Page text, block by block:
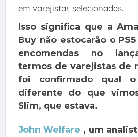
em varejistas selecionados.
Isso significa que a
Buy não estocarão o
encomendas no
termos de varejistas de
foi confirmado qual
diferente do que
Slim, que estava.
John Welfare , um